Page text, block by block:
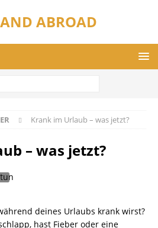
ABROAD
Krank im Urlaub – was jetzt?
– was jetzt?
deines Urlaubs krank wirst?
hast Fieber oder eine